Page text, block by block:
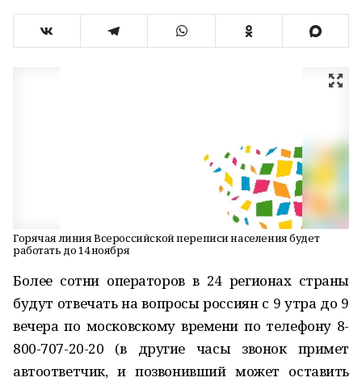
Горячая линия Всероссийской переписи населения будет
работать до 14 ноября
Более сотни операторов в 24 регионах страны
будут отвечать на вопросы россиян с 9 утра до 9
вечера по московскому времени по телефону 8-
800-707-20-20 (в другие часы звонок примет
автоответчик, и позвонивший может оставить